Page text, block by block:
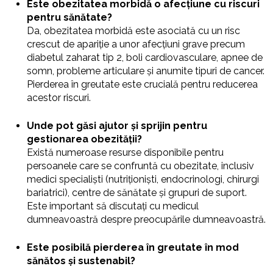
Este obezitatea morbidă o afecțiune cu riscuri
pentru sănătate?
Da, obezitatea morbidă este asociată cu un risc
crescut de apariție a unor afecțiuni grave precum
diabetul zaharat tip 2, boli cardiovasculare, apnee de
somn, probleme articulare și anumite tipuri de cancer.
Pierderea în greutate este crucială pentru reducerea
acestor riscuri.
Unde pot găsi ajutor și sprijin pentru
gestionarea obezității?
Există numeroase resurse disponibile pentru
persoanele care se confruntă cu obezitate, inclusiv
medici specialiști (nutriționiști, endocrinologi, chirurgi
bariatrici), centre de sănătate și grupuri de suport.
Este important să discutați cu medicul
dumneavoastră despre preocupările dumneavoastră.
Este posibilă pierderea în greutate în mod
sănătos și sustenabil?